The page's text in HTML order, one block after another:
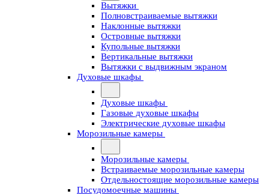
Вытяжки
Полновстраиваемые вытяжки
Наклонные вытяжки
Островные вытяжки
Купольные вытяжки
Вертикальные вытяжки
Вытяжки с выдвижным экраном
Духовые шкафы
Духовые шкафы
Газовые духовые шкафы
Электрические духовые шкафы
Морозильные камеры
Морозильные камеры
Встраиваемые морозильные камеры
Отдельностоящие морозильные камеры
Посудомоечные машины